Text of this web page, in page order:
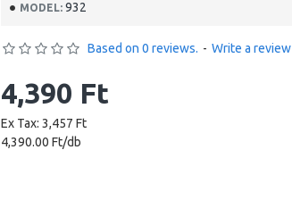
MODEL: 932
Based on 0 reviews. - Write a review
4,390 Ft
Ex Tax: 3,457 Ft
4,390.00 Ft/db